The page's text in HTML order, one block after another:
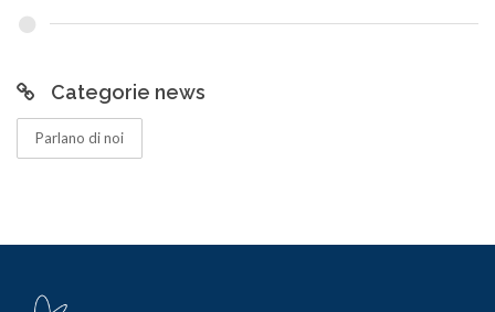
Categorie news
Parlano di noi